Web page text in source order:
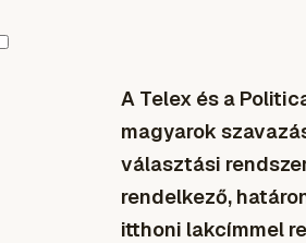
A Telex és a
magyarok
választási
rendelkező,
itthoni lakcímmel